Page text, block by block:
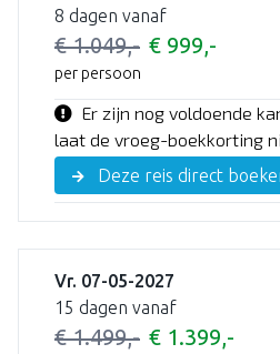
8 dagen vanaf
€ 1.049,- € 999,-
per persoon
Er zijn nog voldoende
laat de vroeg-boekkorting
Deze reis direct
Vr. 07-05-2027
15 dagen vanaf
€ 1.499,- € 1.399,-